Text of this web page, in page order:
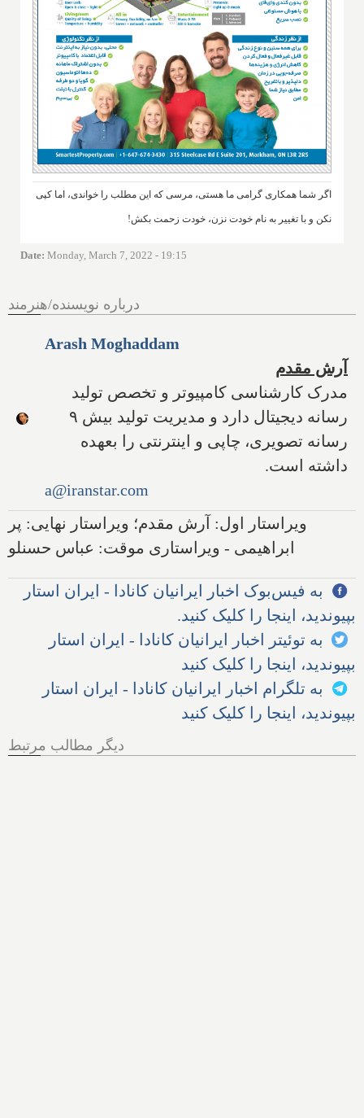
اگر شما همکاری گرامی ما هستی، مرسی که این مطلب را خواندی، اما کپی
نکن و با تغییر به نام خودت نزن، خودت زحمت بکش!
Date: Monday, March 7, 2022 - 19:15
درباره نویسنده/هنرمند
Arash Moghaddam
آرش مقدم
مدرک کارشناسی کامپیوتر و تخصص تولید
رسانه دیجیتال دارد و مدیریت تولید بیش ۹
رسانه تصویری، چاپی و اینترنتی را بعهده
داشته است.
a@iranstar.com
ویراستار اول: آرش مقدم؛ ویراستار نهایی: پر
ابراهیمی - ویراستاری موقت: عباس حسنلو
به فیس‌بوک اخبار ایرانیان کانادا - ایران استار
بپیوندید، اینجا را کلیک کنید.
به توئیتر اخبار ایرانیان کانادا - ایران استار
بپیوندید، اینجا را کلیک کنید
به تلگرام اخبار ایرانیان کانادا - ایران استار
بپیوندید، اینجا را کلیک کنید
دیگر مطالب مرتبط